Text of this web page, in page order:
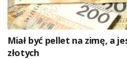
Miał być pellet na zimę, a
złotych